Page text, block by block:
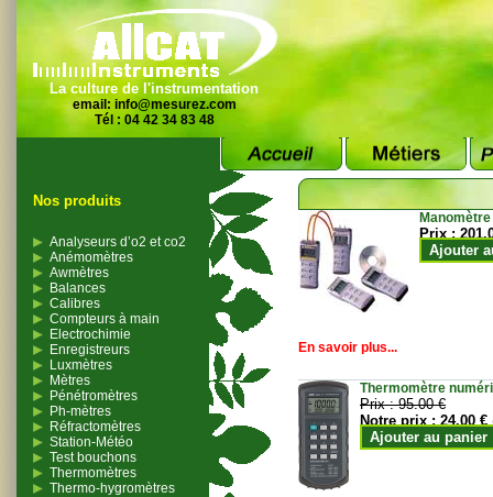
La culture de l'instrumentation
email: info@mesurez.com
Tél : 04 42 34 83 48
Nos produits
Analyseurs d’o2 et co2
Anémomètres
Awmètres
Balances
Calibres
Compteurs à main
Electrochimie
Enregistreurs
Luxmètres
Mètres
Pénétromètres
Ph-mètres
Réfractomètres
Station-Météo
Test bouchons
Thermomètres
Thermo-hygromètres
Prix :
Ajouter
En savoir plus...
Thermomètre
Prix :95.00 €
Notre prix :24.00 €
Ajouter au panier